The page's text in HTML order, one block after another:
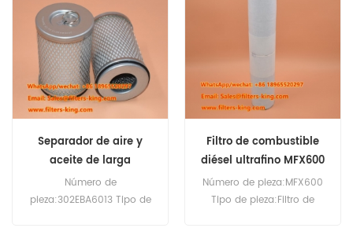
Separador de aire y
aceite de larga
duración 302EBA6013
Número de
pieza:302EBA6013 Tipo de
Filtro de combustible
diésel ultrafino MFX600
Número de pieza:MFX600
Tipo de pieza:Filtro de